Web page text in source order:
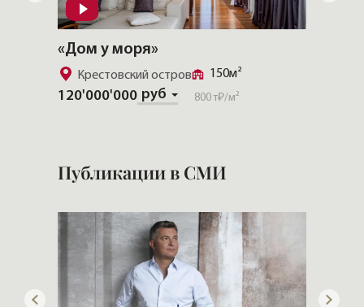
«Дом у моря»
120'000'000 руб 800 т₽/м²
150м²
Крестовский остров
Публикации в СМИ